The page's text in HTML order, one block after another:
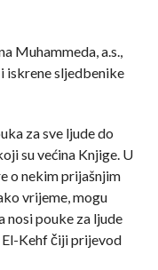
Muhammeda, a.s.,
iskrene sljedbenike
za sve ljude do
su većina Knjige. U
o nekim prijašnjim
vrijeme, mogu
nosi pouke za ljude
El-Kehf čiji prijevod